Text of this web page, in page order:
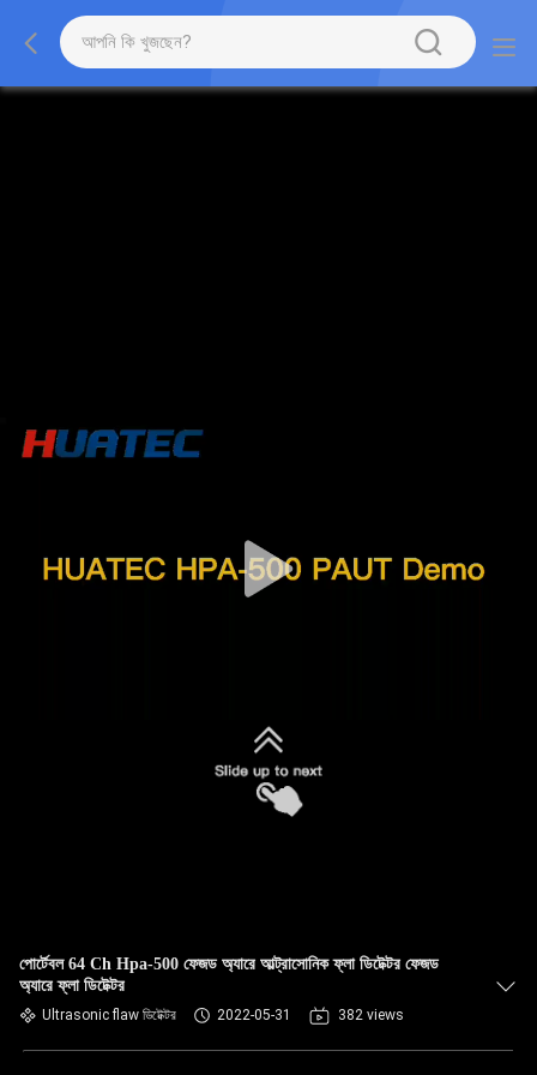
পোর্টেবল 64 Ch Hpa-500 ফেজড অ্যারে আল্ট্রাসোনিক ফ্লা ডিটেক্টর ফেজড
অ্যারে ফ্লা ডিটেক্টর
Ultrasonic flaw ডিটেক্টর 2022-05-31 382 views